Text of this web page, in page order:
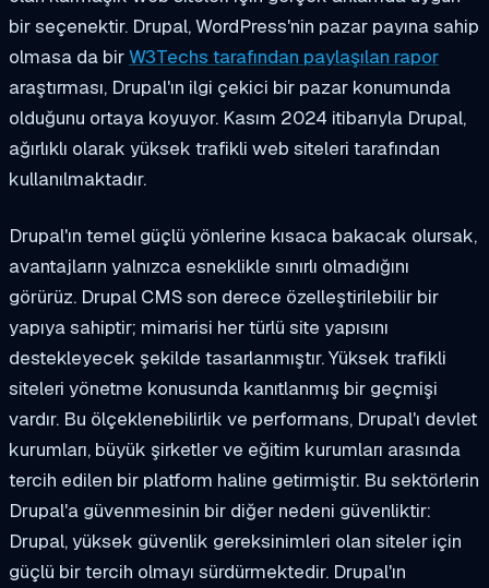
bir seçenektir. Drupal, WordPress'nin pazar payına sahip
olmasa da birW3Techs tarafından paylaşılan rapor
araştırması, Drupal'ın ilgi çekici bir pazar konumunda
olduğunu ortaya koyuyor. Kasım 2024 itibarıyla Drupal,
ağırlıklı olarak yüksek trafikli web siteleri tarafından
kullanılmaktadır.
Drupal'ın temel güçlü yönlerine kısaca bakacak olursak,
avantajların yalnızca esneklikle sınırlı olmadığını
görürüz. Drupal CMS son derece özelleştirilebilir bir
yapıya sahiptir; mimarisi her türlü site yapısını
destekleyecek şekilde tasarlanmıştır. Yüksek trafikli
siteleri yönetme konusunda kanıtlanmış bir geçmişi
vardır. Bu ölçeklenebilirlik ve performans, Drupal'ı devlet
kurumları, büyük şirketler ve eğitim kurumları arasında
tercih edilen bir platform haline getirmiştir. Bu sektörlerin
Drupal'a güvenmesinin bir diğer nedeni güvenliktir:
Drupal, yüksek güvenlik gereksinimleri olan siteler için
güçlü bir tercih olmayı sürdürmektedir. Drupal'ın